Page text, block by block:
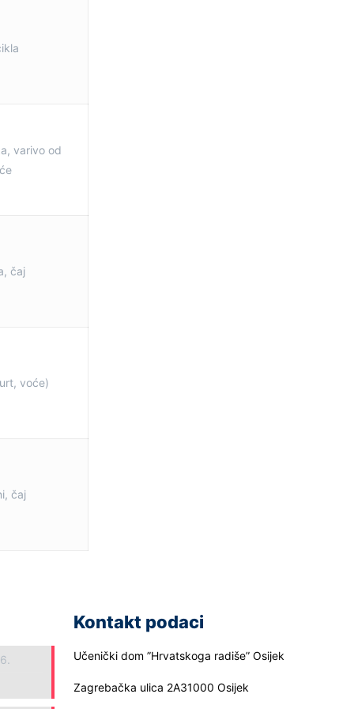
varivo od
čaj
voće)
čaj
Kontakt podaci
Učenički dom ”Hrvatskoga radiše” Osijek
Zagrebačka ulica 2A31000 Osijek